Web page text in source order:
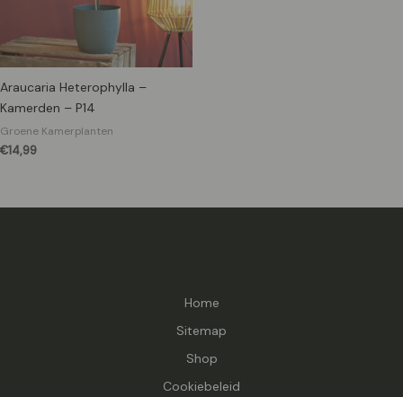
Araucaria Heterophylla –
Kamerden – P14
Groene Kamerplanten
€14,99
Home
Sitemap
Shop
Cookiebeleid